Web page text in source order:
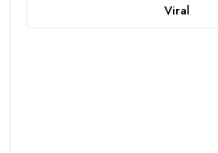
Viral